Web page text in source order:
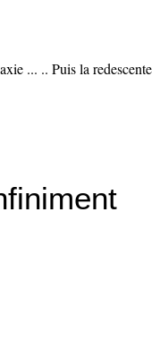
... .. Puis la redescente